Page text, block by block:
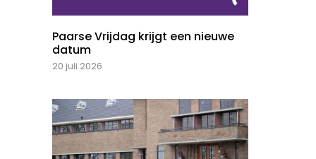
Paarse Vrijdag krijgt een nieuwe
datum
20 juli 2026